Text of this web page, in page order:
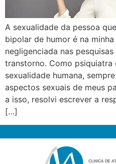
A sexualidade da pessoa
bipolar de humor é na
negligenciada nas
transtorno. Como psiquiatra
sexualidade humana,
aspectos sexuais de meus
a isso, resolvi escrever a
[…]